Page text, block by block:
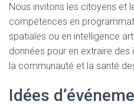
Nous invitons les citoyens et
compétences en
spatiales ou en intelligence
données pour en extraire
la communauté et la santé
Idées